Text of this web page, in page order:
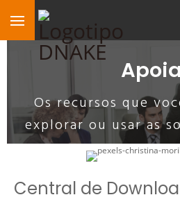
Os recursos que
explorar ou usar as
Central de